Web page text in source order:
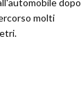
dopo
molti